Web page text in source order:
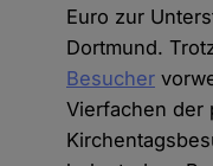
Euro zur
Dortmund.
Besucher
Vierfachen der